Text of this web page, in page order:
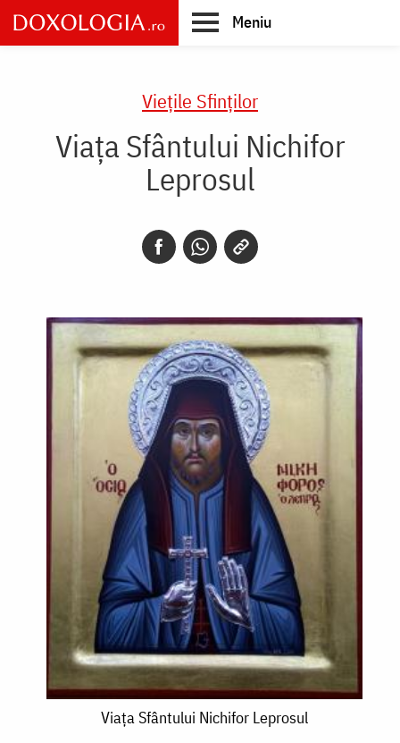
Skip
to
main
Meniu
Vieţile Sfinţilor
Viața Sfântului Nichifor
Leprosul
Viața Sfântului Nichifor Leprosul